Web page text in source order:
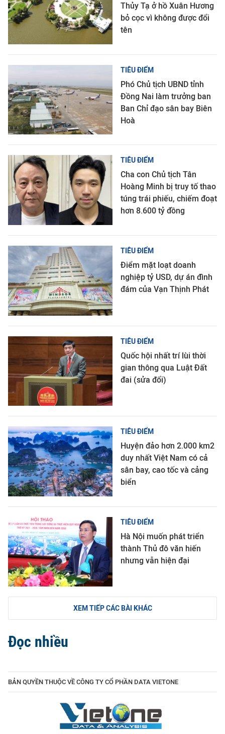
Thủy Tạ ở hồ Xuân Hương
bỏ cọc vì không được đổi
tên
TIÊU ĐIỂM
Phó Chủ tịch UBND tỉnh
Đồng Nai làm trưởng ban
Ban Chỉ đạo sân bay Biên
Hoà
TIÊU ĐIỂM
Cha con Chủ tịch Tân
Hoàng Minh bị truy tố thao
túng trái phiếu, chiếm đoạt
hơn 8.600 tỷ đồng
TIÊU ĐIỂM
Điểm mặt loạt doanh
nghiệp tỷ USD, dự án đình
đám của Vạn Thịnh Phát
TIÊU ĐIỂM
Quốc hội nhất trí lùi thời
gian thông qua Luật Đất
đai (sửa đổi)
TIÊU ĐIỂM
Huyện đảo hơn 2.000 km2
duy nhất Việt Nam có cả
sân bay, cao tốc và cảng
biển
TIÊU ĐIỂM
Hà Nội muốn phát triển
thành Thủ đô văn hiến
nhưng vẫn hiện đại
XEM TIẾP CÁC BÀI KHÁC
Đọc nhiều
BẢN QUYỀN THUỘC VỀ CÔNG TY CỔ PHẦN DATA VIETONE